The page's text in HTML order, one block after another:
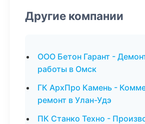
Другие компании
ООО Бетон Гарант -
работы в Омск
ГК АрхПро Камень -
ремонт в Улан-Удэ
ПК Станко Техно -